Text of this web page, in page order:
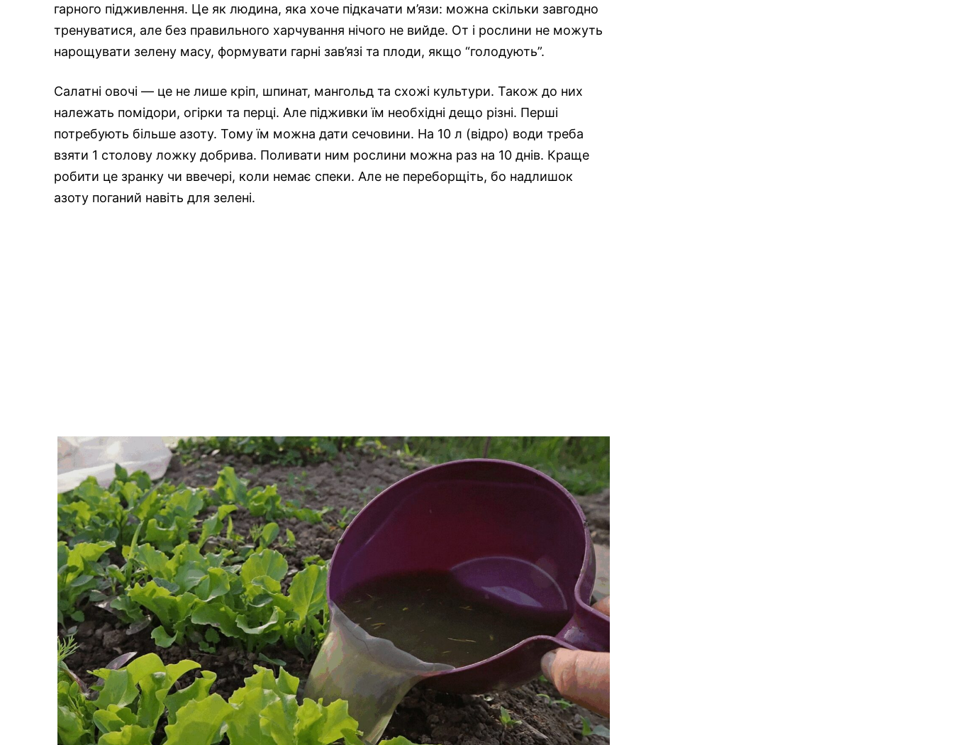
гарного підживлення. Це як людина, яка хоче підкачати м’язи: можна скільки завгодно
тренуватися, але без правильного харчування нічого не вийде. От і рослини не можуть
нарощувати зелену масу, формувати гарні зав’язі та плоди, якщо “голодують”.
Салатні овочі — це не лише кріп, шпинат, мангольд та схожі культури. Також до них
належать помідори, огірки та перці. Але підживки їм необхідні дещо різні. Перші
потребують більше азоту. Тому їм можна дати сечовини. На 10 л (відро) води треба
взяти 1 столову ложку добрива. Поливати ним рослини можна раз на 10 днів. Краще
робити це зранку чи ввечері, коли немає спеки. Але не переборщіть, бо надлишок
азоту поганий навіть для зелені.